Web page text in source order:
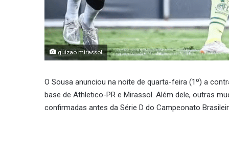
guizao mirassol
O Sousa anunciou na noite de quarta-feira (1º) a
base de Athletico-PR e Mirassol. Além dele, outras
confirmadas antes da Série D do Campeonato